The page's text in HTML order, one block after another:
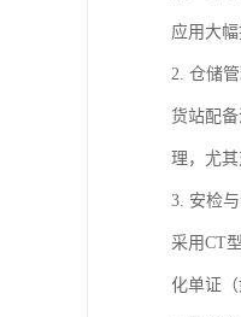
应用大
2. 仓储
货站配
理，尤其
3. 安检
采用CT
化单证（